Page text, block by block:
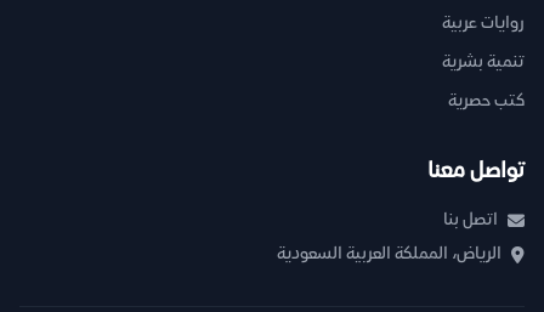
روايات عربية
تنمية بشرية
كتب حصرية
تواصل معنا
اتصل بنا
الرياض، المملكة العربية السعودية